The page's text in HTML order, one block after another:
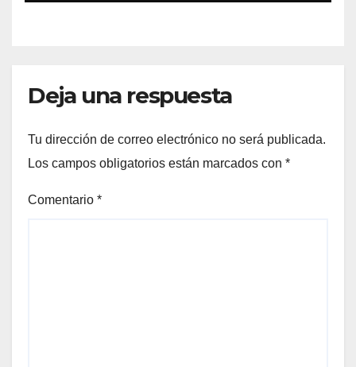
Blanch
Deja una respuesta
Tu dirección de correo electrónico no será publicada.
Los campos obligatorios están marcados con *
Comentario *